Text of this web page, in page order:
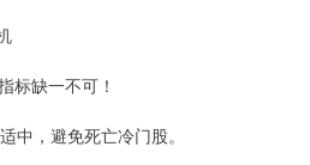
标缺一不可！
中，避免死亡冷门股。